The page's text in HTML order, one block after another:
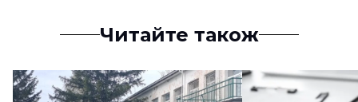
Читайте також